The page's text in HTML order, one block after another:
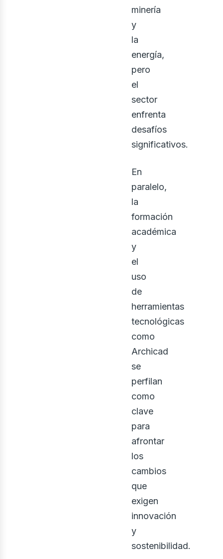
minería
y
la
energía,
pero
el
sector
enfrenta
desafíos
significativos.
En
paralelo,
la
formación
académica
y
el
uso
de
herramientas
tecnológicas
como
Archicad
se
perfilan
como
clave
para
afrontar
los
cambios
que
exigen
innovación
y
sostenibilidad.